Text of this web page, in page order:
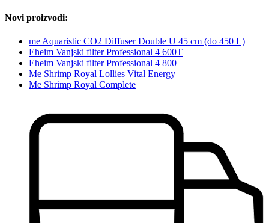
Novi proizvodi:
me Aquaristic CO2 Diffuser Double U 45 cm (do 450 L)
Eheim Vanjski filter Professional 4 600T
Eheim Vanjski filter Professional 4 800
Me Shrimp Royal Lollies Vital Energy
Me Shrimp Royal Complete